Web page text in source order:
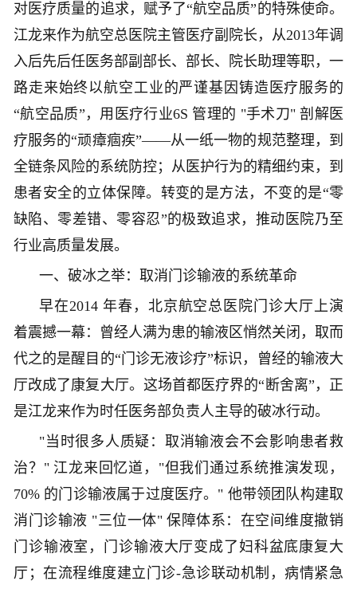
对医疗质量的追求，赋予了“航空品质”的特殊使命。
江龙来作为航空总医院主管医疗副院长，从2013年调
入后先后任医务部副部长、部长、院长助理等职，一
路走来始终以航空工业的严谨基因铸造医疗服务的
“航空品质”，用医疗行业6S 管理的 "手术刀" 剖解医
疗服务的“顽瘴痼疾”——从一纸一物的规范整理，到
全链条风险的系统防控；从医护行为的精细约束，到
患者安全的立体保障。转变的是方法，不变的是“零
缺陷、零差错、零容忍”的极致追求，推动医院乃至
行业高质量发展。
一、破冰之举：取消门诊输液的系统革命
早在2014 年春，北京航空总医院门诊大厅上演
着震撼一幕：曾经人满为患的输液区悄然关闭，取而
代之的是醒目的“门诊无液诊疗”标识，曾经的输液大
厅改成了康复大厅。这场首都医疗界的“断舍离”，正
是江龙来作为时任医务部负责人主导的破冰行动。
"当时很多人质疑：取消输液会不会影响患者救
治？" 江龙来回忆道，"但我们通过系统推演发现，
70% 的门诊输液属于过度医疗。" 他带领团队构建取
消门诊输液 "三位一体" 保障体系：在空间维度撤销
门诊输液室，门诊输液大厅变成了妇科盆底康复大
厅；在流程维度建立门诊-急诊联动机制，病情紧急